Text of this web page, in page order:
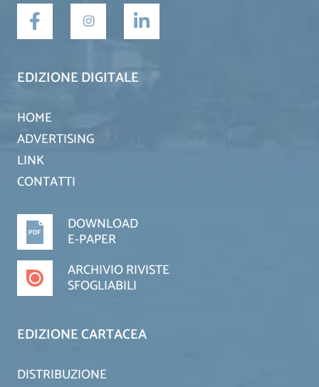
EDIZIONE DIGITALE
HOME
ADVERTISING
LINK
CONTATTI
DOWNLOAD
E-PAPER
ARCHIVIO RIVISTE
SFOGLIABILI
EDIZIONE CARTACEA
DISTRIBUZIONE